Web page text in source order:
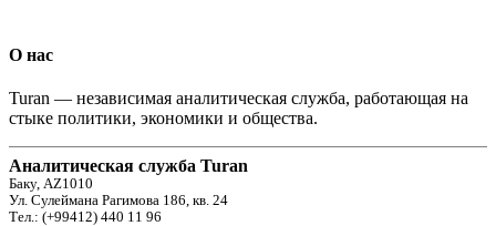
О нас
Turan — независимая аналитическая служба, работающая на
стыке политики, экономики и общества.
Аналитическая служба Turan
Баку, AZ1010
Ул. Сулеймана Рагимова 186, кв. 24
Тел.: (+99412) 440 11 96